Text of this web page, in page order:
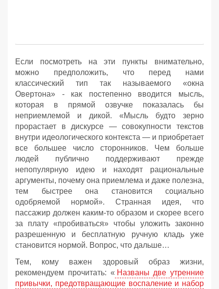
Если посмотреть на эти пункты внимательно,
можно предположить, что перед нами
классический тип так называемого «окна
Овертона» - как постепенно вводится мысль,
которая в прямой озвучке показалась бы
неприемлемой и дикой. «Мысль будто зерно
прорастает в дискурсе — совокупности текстов
внутри идеологического контекста — и приобретает
все большее число сторонников. Чем больше
людей публично поддерживают прежде
непопулярную идею и находят рациональные
аргументы, почему она приемлема и даже полезна,
тем быстрее она становится социально
одобряемой нормой». Странная идея, что
пассажир должен каким-то образом и скорее всего
за плату «пробиваться» чтобы уложить законно
разрешенную и бесплатную ручную кладь уже
становится нормой. Вопрос, что дальше…
Тем, кому важен здоровый образ жизни,
рекомендуем прочитать: « Названы две утренние
привычки, предотвращающие воспаление и набор